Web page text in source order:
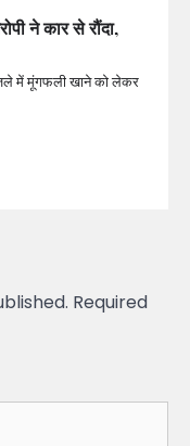
ने कार से रौंदा,
में मूंगफली खाने को लेकर
Required